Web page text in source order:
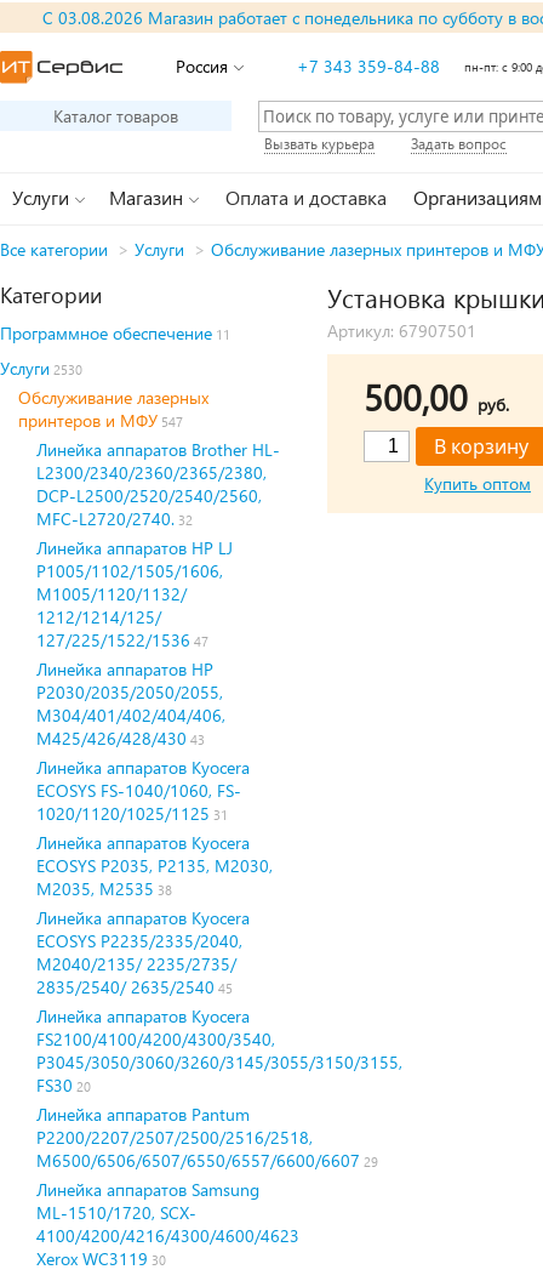
С 03.08.2026 Магазин работает с понедельника по субботу в
Россия +7 343 359-84-88 пн-пт: с 9:00
Каталог товаров
Вызвать курьера Задать вопрос
Услуги Магазин Оплата и доставка Организациям
Все категории > Услуги > Обслуживание лазерных принтеров и
Категории
Программное обеспечение 11
Услуги 2530
Обслуживание лазерных
принтеров и МФУ 547
Линейка аппаратов Brother HL-
L2300/2340/2360/2365/2380,
DCP-L2500/2520/2540/2560,
MFC-L2720/2740. 32
Линейка аппаратов HP LJ
P1005/1102/1505/1606,
M1005/1120/1132/
1212/1214/125/
127/225/1522/1536 47
Линейка аппаратов HP
P2030/2035/2050/2055,
M304/401/402/404/406,
М425/426/428/430 43
Линейка аппаратов Kyocera
ECOSYS FS-1040/1060, FS-
1020/1120/1025/1125 31
Линейка аппаратов Kyocera
ECOSYS P2035, P2135, M2030,
M2035, M2535 38
Линейка аппаратов Kyocera
ECOSYS P2235/2335/2040,
M2040/2135/ 2235/2735/
2835/2540/ 2635/2540 45
Линейка аппаратов Kyocera
FS2100/4100/4200/4300/3540,
P3045/3050/3060/3260/3145/3055/3150/3155,
FS30 20
Линейка аппаратов Pantum
P2200/2207/2507/2500/2516/2518,
M6500/6506/6507/6550/6557/6600/6607 29
Линейка аппаратов Samsung
ML-1510/1720, SCX-
4100/4200/4216/4300/4600/4623
Xerox WC3119 30
Установка
Артикул: 67907501
500,00 руб.
Купить оптом